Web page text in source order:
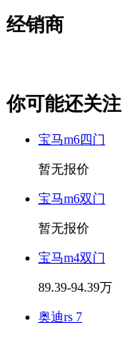
经销商
你可能还关注
宝马m6四门
暂无报价
宝马m6双门
暂无报价
宝马m4双门
89.39-94.39万
奥迪rs 7